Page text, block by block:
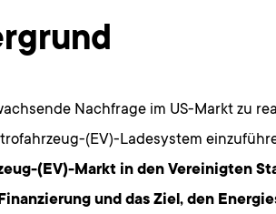
Nachfrage im US-Markt zu
(EV)-Ladesystem
(EV)-Markt in den Vereinigten
und das Ziel, den